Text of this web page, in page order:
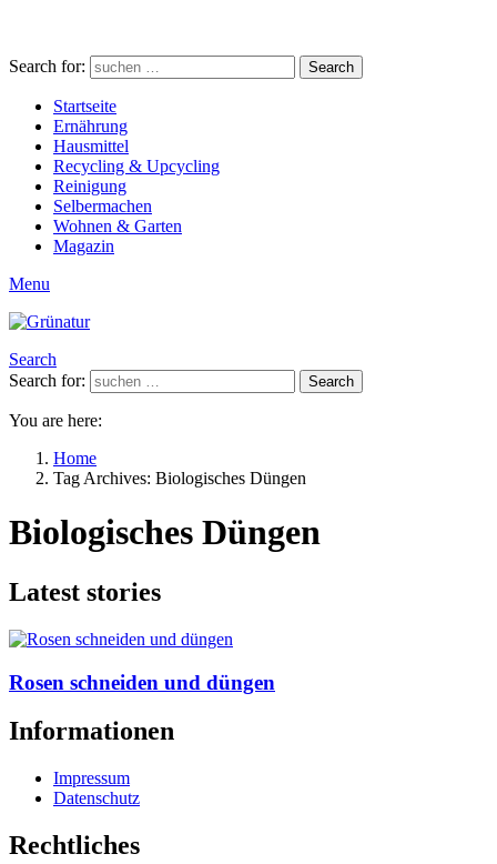
Search for: Search
Startseite
Ernährung
Hausmittel
Recycling & Upcycling
Reinigung
Selbermachen
Wohnen & Garten
Magazin
Menu
Search
Search for:
Search
You are here:
Home
Tag Archives: Biologisches Düngen
Biologisches Düngen
Latest stories
Rosen schneiden und düngen
Informationen
Impressum
Datenschutz
Rechtliches